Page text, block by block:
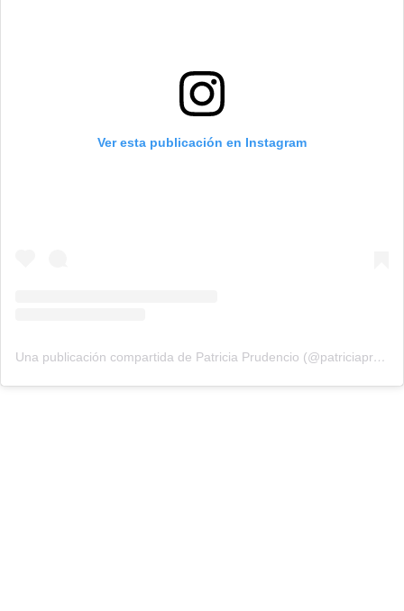
Ver esta publicación en Instagram
Una publicación compartida de Patricia Prudencio (@patriciaprudencio98)